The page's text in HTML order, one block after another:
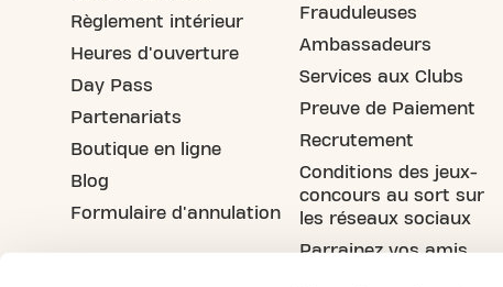
Règlement intérieur
Heures d'ouverture
Day Pass
Partenariats
Boutique en ligne
Blog
Formulaire d'annulation
Frauduleuses
Ambassadeurs
Services aux Clubs
Preuve de Paiement
Recrutement
Conditions des jeux-
concours au sort sur
les réseaux sociaux
Parrainez vos amis